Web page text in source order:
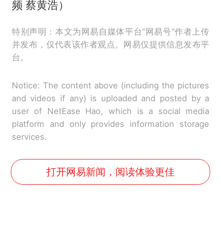
频 蔡黄浩）
特别声明：本文为网易自媒体平台“网易号”作者上传
并发布，仅代表该作者观点。网易仅提供信息发布平
台。
Notice: The content above (including the pictures
and videos if any) is uploaded and posted by a
user of NetEase Hao, which is a social media
platform and only provides information storage
services.
打开网易新闻，阅读体验更佳